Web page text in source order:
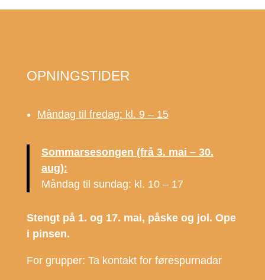
OPNINGSTIDER
Måndag til fredag: kl. 9 – 15
Sommarsesongen (frå 3. mai – 30.
aug):
Måndag til sundag: kl. 10 – 17
Stengt på 1. og 17. mai, påske og jol. Ope
i pinsen.
For grupper: Ta kontakt for førespurnadar